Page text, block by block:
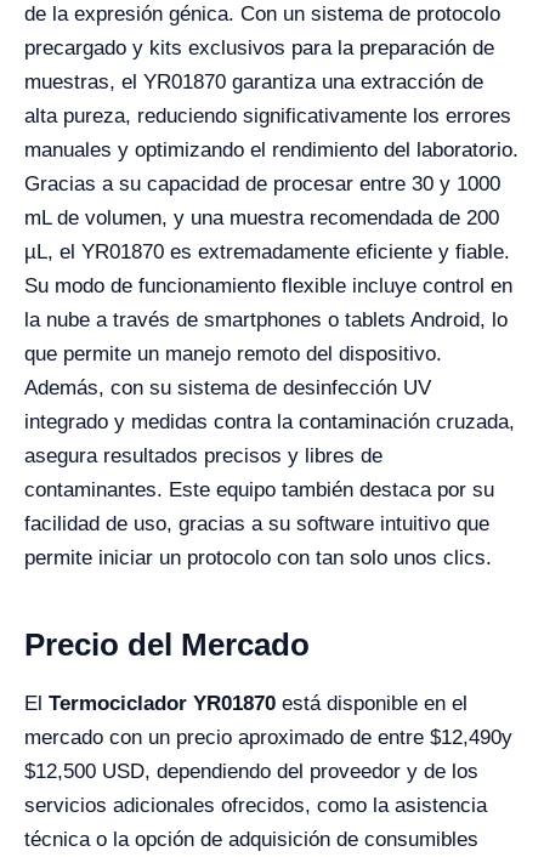
de la expresión génica. Con un sistema de protocolo
precargado y kits exclusivos para la preparación de
muestras, el YR01870 garantiza una extracción de
alta pureza, reduciendo significativamente los errores
manuales y optimizando el rendimiento del laboratorio.
Gracias a su capacidad de procesar entre 30 y 1000
mL de volumen, y una muestra recomendada de 200
µL, el YR01870 es extremadamente eficiente y fiable.
Su modo de funcionamiento flexible incluye control en
la nube a través de smartphones o tablets Android, lo
que permite un manejo remoto del dispositivo.
Además, con su sistema de desinfección UV
integrado y medidas contra la contaminación cruzada,
asegura resultados precisos y libres de
contaminantes. Este equipo también destaca por su
facilidad de uso, gracias a su software intuitivo que
permite iniciar un protocolo con tan solo unos clics.
Precio del Mercado
El Termociclador YR01870 está disponible en el
mercado con un precio aproximado de entre $12,490y
$12,500 USD, dependiendo del proveedor y de los
servicios adicionales ofrecidos, como la asistencia
técnica o la opción de adquisición de consumibles